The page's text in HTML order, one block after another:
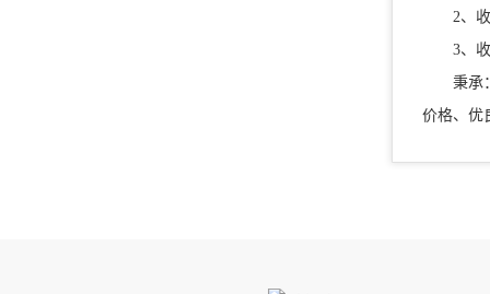
2、收
3、收
秉承：
价格、优